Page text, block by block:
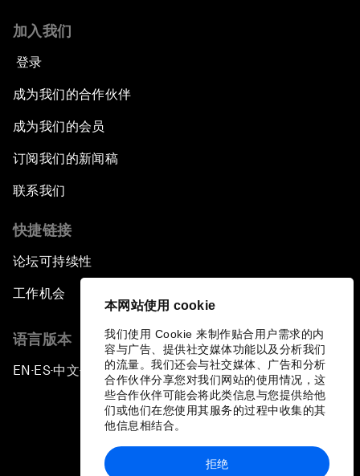
本网站使用 cookie
我们使用 Cookie 来制作贴合用户需求的内
容与广告、提供社交媒体功能以及分析我们
的流量。我们还会与社交媒体、广告和分析
合作伙伴分享您对我们网站的使用情况，这
些合作伙伴可能会将此类信息与您提供给他
们或他们在您使用其服务的过程中收集的其
他信息相结合。
拒绝
加入我们
登录
成为我们的合作伙伴
成为我们的会员
订阅我们的新闻稿
联系我们
快捷链接
论坛可持续性
工作机会
语言版本
EN ▪ES▪中文▪ 日本語